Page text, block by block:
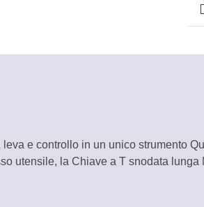
e controllo in un unico strumento
utensile, la Chiave a T snodata lunga